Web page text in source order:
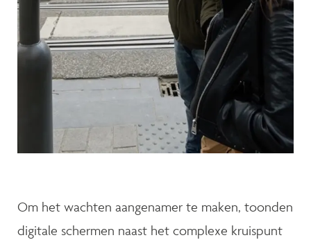
Om het wachten aangenamer te maken, toonden
digitale schermen naast het complexe kruispunt